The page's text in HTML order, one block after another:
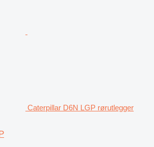
Caterpillar D6N LGP rørutlegger